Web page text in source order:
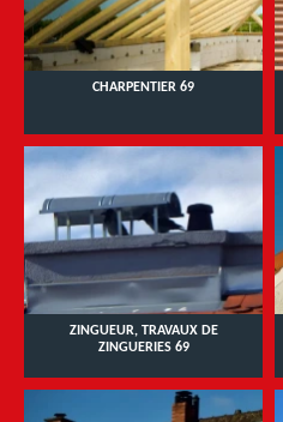
CHARPENTIER 69
ZINGUEUR, TRAVAUX DE
ZINGUERIES 69